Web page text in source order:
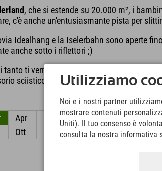
, che si estende su 20.000 m², i
c'è anche un'entusiasmante pista per
Idealhang e la Iselerbahn sono aperte
anche sotto i riflettori ;)
ti verrà fame. Il modo migliore per
sciistico di Oberjoch.
Apr
Giu
Ott Dic
Utilizziamo
Noi e i nostri partner
mostrare contenuti
Uniti). Il tuo consenso è
consulta la nostra informativa